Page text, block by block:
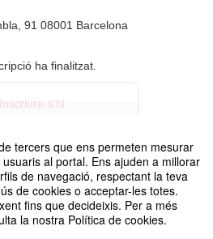
tercers que ens permeten mesurar
al portal. Ens ajuden a millorar
de navegació, respectant la teva
de cookies o acceptar-les totes.
fins que decideixis. Per a més
la nostra Política de cookies.
91 08001 Barcelona
ha finalitzat.
Inscriure-s'hi
Contacte